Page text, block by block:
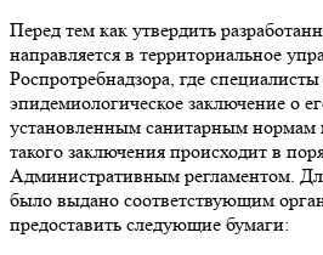
Перед тем как утвердить
направляется в территориальное
Роспротребнадзора, где
эпидемиологическое заключение о
установленным санитарным
такого заключения происходит в
Административным регламентом.
было выдано соответствующим
предоставить следующие бумаги: